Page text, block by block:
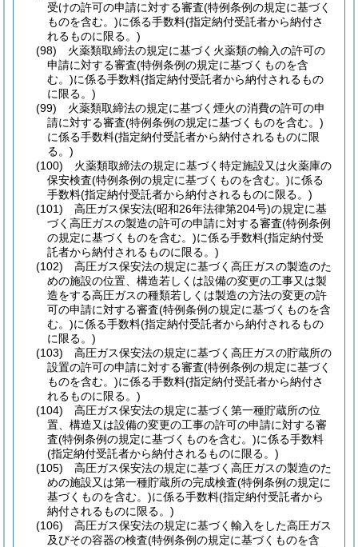
受けの許可の申請に対する審査(特例条例の規定に基づく
ものを含む。)に係る手数料(指定納付受託者から納付さ
れるものに限る。)
(98)
火薬類取締法の規定に基づく火薬類の輸入の許可の
申請に対する審査(特例条例の規定に基づくものを含
む。)に係る手数料(指定納付受託者から納付されるもの
に限る。)
(99)
火薬類取締法の規定に基づく煙火の消費の許可の申
請に対する審査(特例条例の規定に基づくものを含む。)
に係る手数料(指定納付受託者から納付されるものに限
る。)
(100)
火薬類取締法の規定に基づく特定施設又は火薬庫の
保安検査(特例条例の規定に基づくものを含む。)に係る
手数料(指定納付受託者から納付されるものに限る。)
(101)
高圧ガス保安法(昭和26年法律第204号)の規定に基
づく高圧ガスの製造の許可の申請に対する審査(特例条例
の規定に基づくものを含む。)に係る手数料(指定納付受
託者から納付されるものに限る。)
(102)
高圧ガス保安法の規定に基づく高圧ガスの製造のた
めの施設の位置、構造若しくは設備の変更の工事又は製
造をする高圧ガスの種類若しくは製造の方法の変更の許
可の申請に対する審査(特例条例の規定に基づくものを含
む。)に係る手数料(指定納付受託者から納付されるもの
に限る。)
(103)
高圧ガス保安法の規定に基づく高圧ガスの貯蔵所の
設置の許可の申請に対する審査(特例条例の規定に基づく
ものを含む。)に係る手数料(指定納付受託者から納付さ
れるものに限る。)
(104)
高圧ガス保安法の規定に基づく第一種貯蔵所の位
置、構造又は設備の変更の工事の許可の申請に対する審
査(特例条例の規定に基づくものを含む。)に係る手数料
(指定納付受託者から納付されるものに限る。)
(105)
高圧ガス保安法の規定に基づく高圧ガスの製造のた
めの施設又は第一種貯蔵所の完成検査(特例条例の規定に
基づくものを含む。)に係る手数料(指定納付受託者から
納付されるものに限る。)
(106)
高圧ガス保安法の規定に基づく輸入をした高圧ガス
及びその容器の検査(特例条例の規定に基づくものを含